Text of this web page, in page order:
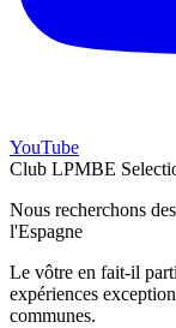
YouTube
Club LPMBE
Nous recherchons
l'Espagne
Le vôtre en fait-il
expériences
communes.